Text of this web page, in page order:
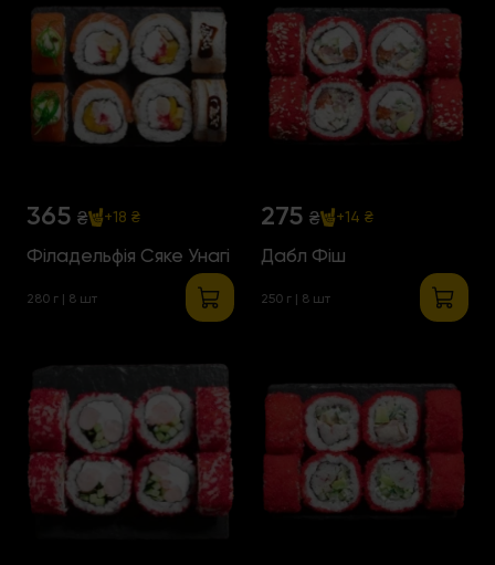
365 ₴ +18 ₴
Філадельфія Сяке Унагі
280 г | 8 шт
275 ₴ +14 ₴
Дабл Фіш
250 г | 8 шт